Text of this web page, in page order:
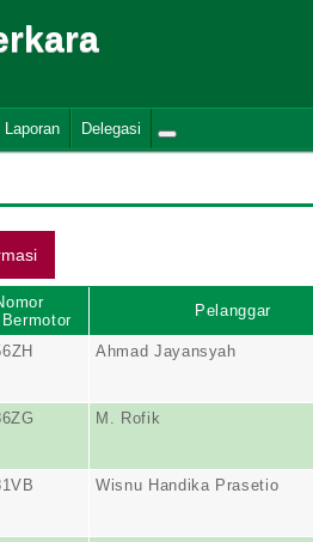
Laporan Delegasi
Pelanggar
Ahmad Jayansyah
M. Rofik
Wisnu Handika Prasetio